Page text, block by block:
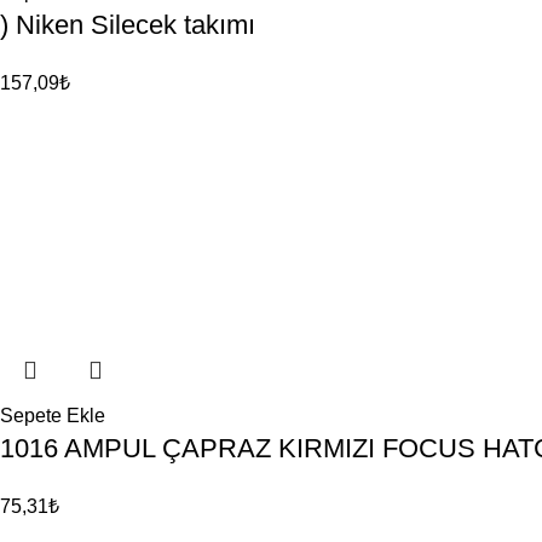
) Niken Silecek takımı
157,09₺
Sepete Ekle
1016 AMPUL ÇAPRAZ KIRMIZI FOCUS
75,31₺